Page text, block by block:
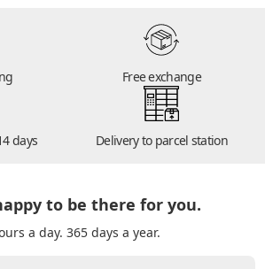
Free exchange
days Delivery to parcel station
to be there for you.
a day. 365 days a year.